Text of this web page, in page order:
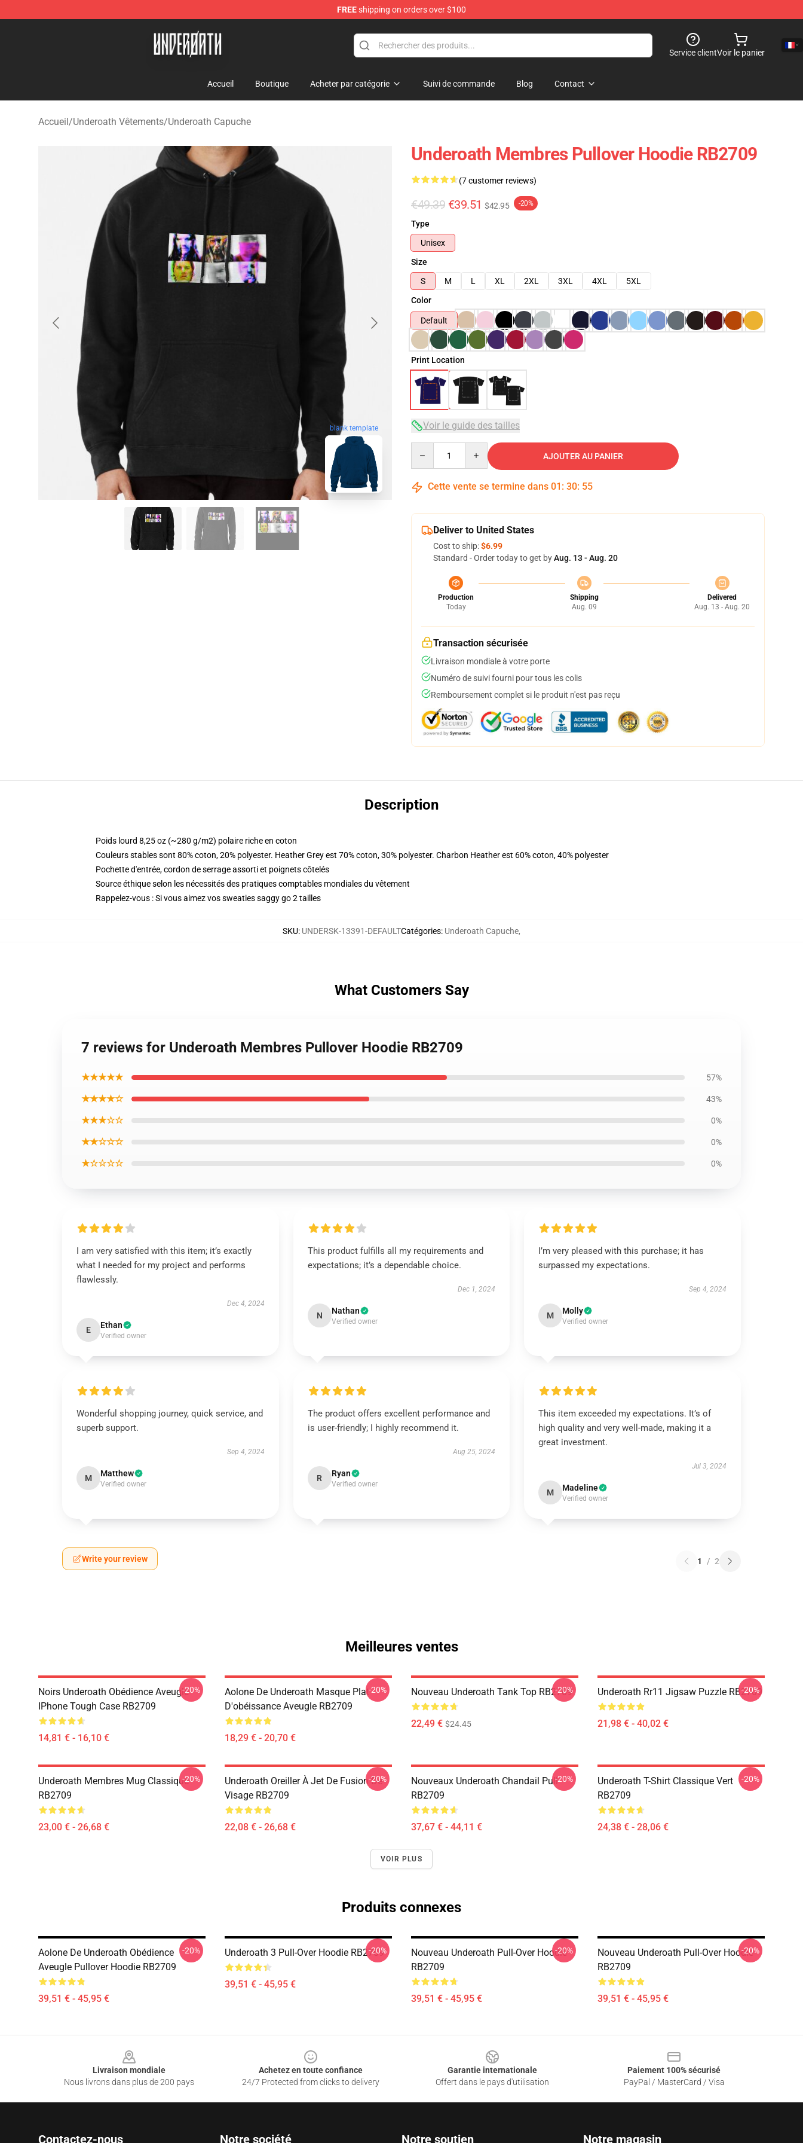
FREEshipping on orders over $100
Underoath Store - Official Underoath Merchandise Shop
Service clientVoir le panier
Accueil Boutique Acheter par catégorie Suivi de commande Blog Contact
Accueil/Underoath Vêtements/Underoath Capuche
blank template
Underoath Membres Pullover Hoodie RB2709
(7 customer reviews)
€49.39 €39.51 $42.95 -20%
Type
Unisex
Size
S
M L XL 2XL 3XL 4XL
5XL
Color
Default
Print Location
Voir le guide des tailles
AJOUTER AU PANIER
Cette vente se termine dans 01 : 30: 54
Deliver to United States
Cost to ship:$6.99
Standard - Order today to get byAug. 13 - Aug. 20
Production
Today
Shipping
Aug. 09
Delivered
Aug. 13 - Aug. 20
Transaction sécurisée
Livraison mondiale à votre porte
Numéro de suivi fourni pour tous les colis
Remboursement complet si le produit n'est pas reçu
Description
Poids lourd 8,25 oz (~280 g/m2) polaire riche en coton
Couleurs stables sont 80% coton, 20% polyester. Heather Grey est 70% coton, 30% polyester. Charbon Heather est 60% coton, 40% polyester
Pochette d'entrée, cordon de serrage assorti et poignets côtelés
Source éthique selon les nécessités des pratiques comptables mondiales du vêtement
Rappelez-vous : Si vous aimez vos sweaties saggy go 2 tailles
SKU: UNDERSK-13391-DEFAULTCatégories: Underoath Capuche,
What Customers Say
7 reviews for Underoath Membres Pullover Hoodie RB2709
★★★★★ 57%
★★★★☆ 43%
★★★☆☆ 0%
★★☆☆☆ 0%
★☆☆☆☆ 0%
I am very satisfied with this item; it’s exactly
what I needed for my project and performs
flawlessly.
Dec 4, 2024
E Ethan
Verified owner
This product fulfills all my requirements and
expectations; it’s a dependable choice.
Dec 1, 2024
N Nathan
Verified owner
I’m very pleased with this purchase; it has
surpassed my expectations.
Sep 4, 2024
M Molly
Verified owner
Wonderful shopping journey, quick service, and
superb support.
Sep 4, 2024
M Matthew
Verified owner
The product offers excellent performance and
is user-friendly; I highly recommend it.
Aug 25, 2024
R Ryan
Verified owner
This item exceeded my expectations. It’s of
high quality and very well-made, making it a
great investment.
Jul 3, 2024
M Madeline
Verified owner
Write your review 1 / 2
Meilleures ventes
Noirs Underoath Obédience Aveugle
IPhone Tough Case RB2709
14,81 € - 16,10 €
-20%
Aolone De Underoath Masque Plat
D'obéissance Aveugle RB2709
18,29 € - 20,70 €
-20% Nouveau Underoath Tank Top RB2709
22,49 € $24.45
-20% Underoath Rr11 Jigsaw Puzzle RB2709
21,98 € - 40,02 €
-20%
Underoath Membres Mug Classique
RB2709
23,00 € - 26,68 €
-20%
Underoath Oreiller À Jet De Fusion De
Visage RB2709
22,08 € - 26,68 €
-20%
Nouveaux Underoath Chandail Pull
RB2709
37,67 € - 44,11 €
-20%
Underoath T-Shirt Classique Vert
RB2709
24,38 € - 28,06 €
-20%
VOIR PLUS
Produits connexes
Aolone De Underoath Obédience
Aveugle Pullover Hoodie RB2709
39,51 € - 45,95 €
-20% Underoath 3 Pull-Over Hoodie RB2709
39,51 € - 45,95 €
-20%
Nouveau Underoath Pull-Over Hoodie
RB2709
39,51 € - 45,95 €
-20%
Nouveau Underoath Pull-Over Hoodie
RB2709
39,51 € - 45,95 €
-20%
Livraison mondiale
Nous livrons dans plus de 200 pays
Achetez en toute confiance
24/7 Protected from clicks to delivery
Garantie internationale
Offert dans le pays d'utilisation
Paiement 100% sécurisé
PayPal / MasterCard / Visa
Contactez-nous Notre société Notre soutien Notre magasin